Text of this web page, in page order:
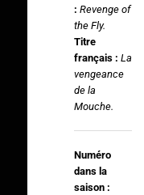
: Revenge of
the Fly.
Titre
français : La
vengeance
de la
Mouche.
Numéro
dans la
saison :